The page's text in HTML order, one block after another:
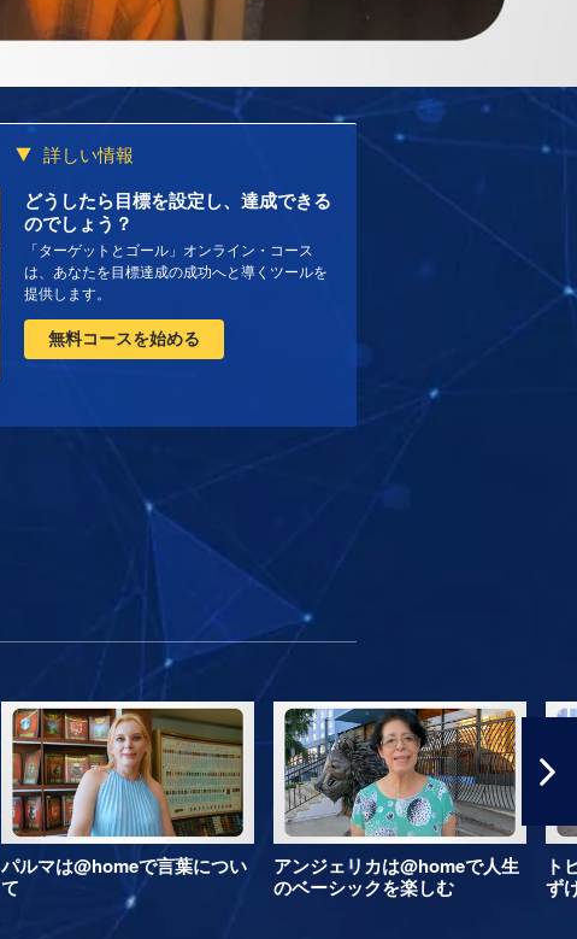
詳しい情報
どうしたら目標を設定し、達成できる
のでしょう？
「ターゲットとゴール」オンライン・コース
は、あなたを目標達成の成功へと導くツールを
提供します。
無料コースを始める
パルマは@homeで言葉につい
て
アンジェリカは@homeで人生
のベーシックを楽しむ
ト
ず